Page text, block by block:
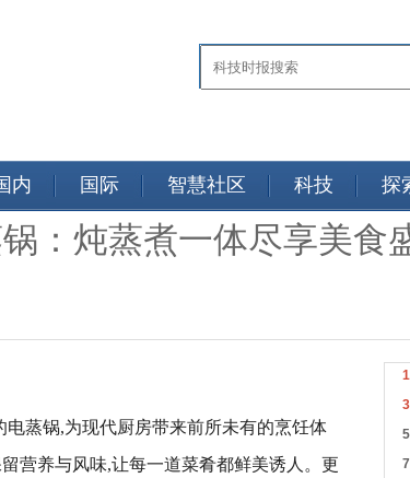
内 国际 智慧社区 科技 探
：炖蒸煮一体尽享美食
蒸锅,为现代厨房带来前所未有的烹饪体
营养与风味,让每一道菜肴都鲜美诱人。更